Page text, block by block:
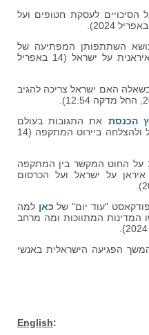
הסיכויים לעסקת חטופים ועל
השתתפותן המפתיעה של
מדינות ערביות בסיכול המתקפה האיראנית על ישראל (14 באפריל
האם ישראל צריכה להגיב
הכנסת את התגובות בעולם
הערבי למתקפה האיראנית על ישראל ולהצלחה ביירוט המתקפה (14
על החוט המקשר בין המתקפה
איראן על ישראל ועל הכרסום
"עוד יום" של כאן למה
המדינות המתווכות ומה מרחב
הפגיעה הישראלית באנשי
English: